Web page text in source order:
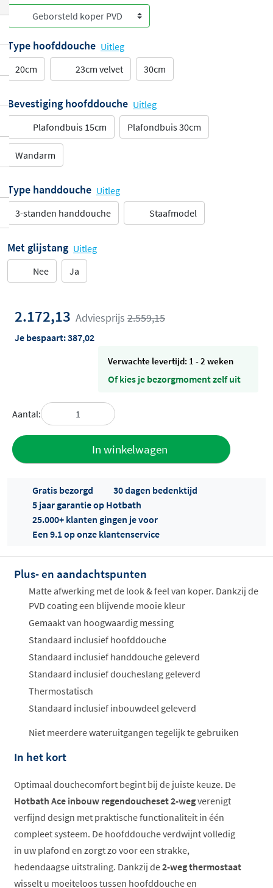
Type hoofddouche Uitleg
20cm
23cm velvet 30cm
Bevestiging hoofddouche Uitleg
Plafondbuis 15cm
Plafondbuis 30cm
Wandarm
Type handdouche Uitleg
3-standen handdouche
Staafmodel
Met glijstang Uitleg
Nee
Ja
2.172,13 Adviesprijs 2.559,15
Je bespaart:387,02
Verwachte levertijd: 1 - 2 weken
Of kies je bezorgmoment zelf uit
Aantal:
In winkelwagen
Offertes
ophalen...
Gratis bezorgd
30 dagen bedenktijd
5 jaar garantie op Hotbath
25.000+ klanten gingen je voor
Een 9.1 op onze klantenservice
Plus- en aandachtspunten
Matte afwerking met de look & feel van koper. Dankzij de
PVD coating een blijvende mooie kleur
Gemaakt van hoogwaardig messing
Standaard inclusief hoofddouche
Standaard inclusief handdouche geleverd
Standaard inclusief doucheslang geleverd
Thermostatisch
Standaard inclusief inbouwdeel geleverd
Niet meerdere wateruitgangen tegelijk te gebruiken
In het kort
Optimaal douchecomfort begint bij de juiste keuze. De
Hotbath Ace inbouw regendoucheset 2-wegverenigt
verfijnd design met praktische functionaliteit in één
compleet systeem. De hoofddouche verdwijnt volledig
in uw plafond en zorgt zo voor een strakke,
hedendaagse uitstraling. Dankzij de2-weg thermostaat
wisselt u moeiteloos tussen hoofddouche en